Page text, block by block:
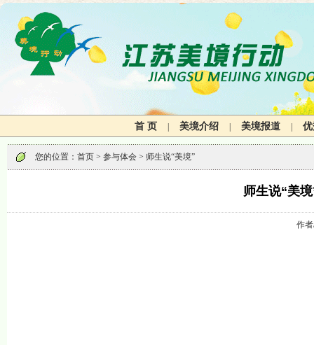
首 页 美境介绍 美境报道
您的位置： 首页 > 参与体会 > 师生说“美境”
师生说“美
作